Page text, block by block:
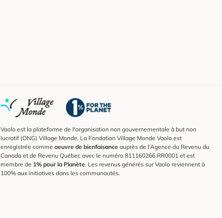
Vaolo est la plateforme de l'organisation non gouvernementale à but non
lucratif (ONG) Village Monde. La Fondation Village Monde Vaolo est
enregistrée comme oeuvre de bienfaisance auprès de l’Agence du Revenu du
Canada et de Revenu Québec avec le numéro 811160266 RR0001 et est
membre de 1% pour la Planète. Les revenus générés sur Vaolo reviennent à
100% aux initiatives dans les communautés.